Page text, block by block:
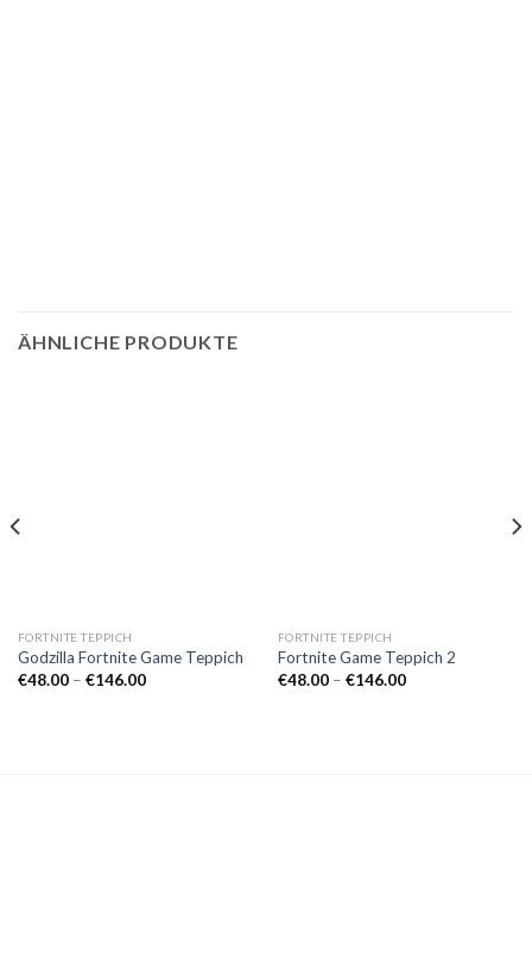
ÄHNLICHE PRODUKTE
FORTNITE TEPPICH
Godzilla Fortnite Game Teppich
€48.00 – €146.00Preisspanne:
FORTNITE TEPPICH
Fortnite Game Teppich 2
€48.00 – €146.00Preisspanne: